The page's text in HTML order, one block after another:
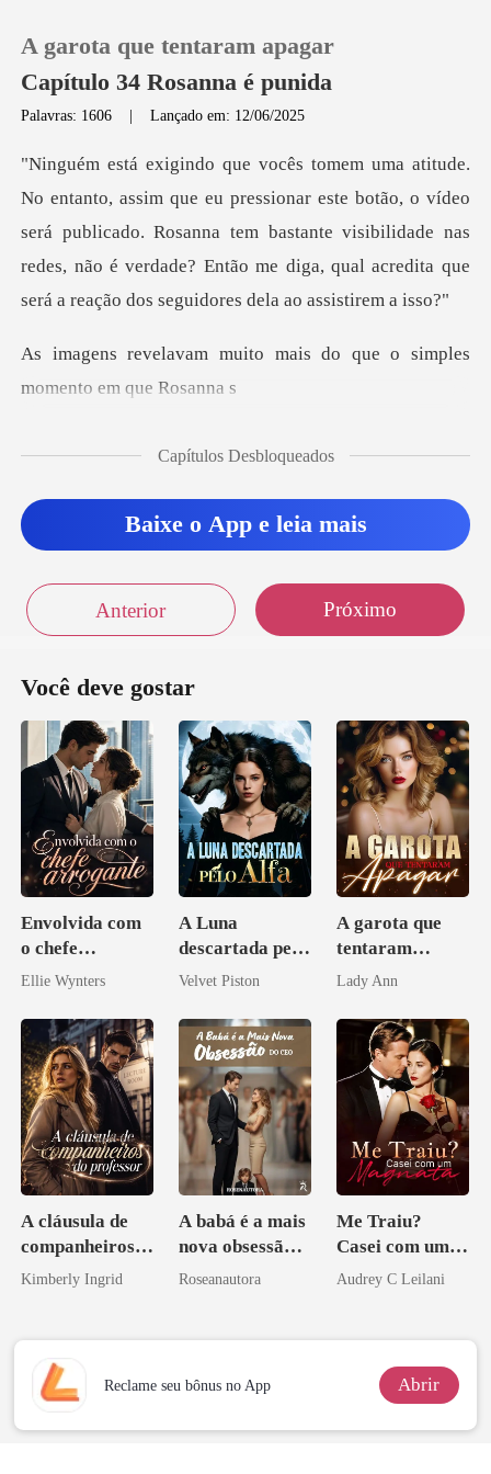
0
Loja
Sair
A garota que tentaram apagar
Capítulo 34 Rosanna é punida
Palavras: 1606 |Lançado em: 12/06/2025
e botão, o vídeo
será publicado. Rosanna tem bastante visibilidade nas
redes, não é verdade
to mais do que o simples
Capítulos Desbloqueados
Baixe o App e leia mais
Anterior Próximo
Você deve gostar
Envolvida com
o chefe
arrogante
Ellie Wynters
A Luna
descartada pelo
Alfa
Velvet Piston
A garota que
tentaram
apagar
Lady Ann
A cláusula de
companheiros
do professor
Kimberly Ingrid
A babá é a mais
nova obsessão
do CEO
Roseanautora
Me Traiu?
Casei com um
Magnata
Audrey C Leilani
Reclame seu bônus no App Abrir